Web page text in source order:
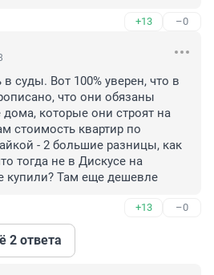
+13 –0
суды. Вот 100% уверен, что в
что они обязаны
дома, которые они строят на
стоимость квартир по
- 2 большие разницы, как
тогда не в Дискусе на
купили? Там еще дешевле
+13 –0
2 ответа